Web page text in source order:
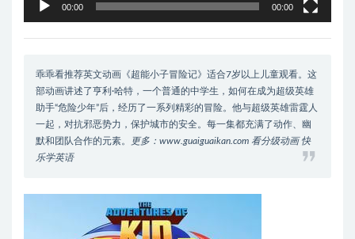
00:00 00:00
乖乖看推荐英文动画《超能小子冒险记》适合7岁以上儿童观看。这
部动画讲述了亨利·哈特，一个普通的中学生，如何在成为超级英雄
助手“危险少年”后，经历了一系列精彩的冒险。他与超级英雄雷霆人
一起，对抗邪恶势力，保护城市的安全。每一集都充满了动作、幽
默和团队合作的元素。
更多：www.guaiguaikan.com 看分级动画 快
乐学英语